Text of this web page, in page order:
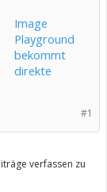
Image
Playground
bekommt
direkte
#1
verfassen zu